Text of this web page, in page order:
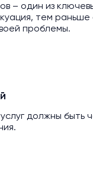
– один из
тем
проблемы.
должны быть